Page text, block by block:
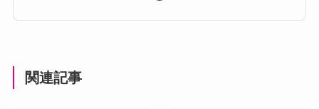
関連記事